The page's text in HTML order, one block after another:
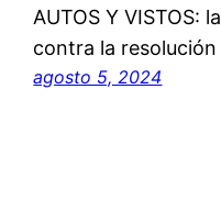
AUTOS Y VISTOS:
contra la
agosto 5, 2024